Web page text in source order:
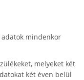
adatok mindenkor
melyeket két
két éven belül